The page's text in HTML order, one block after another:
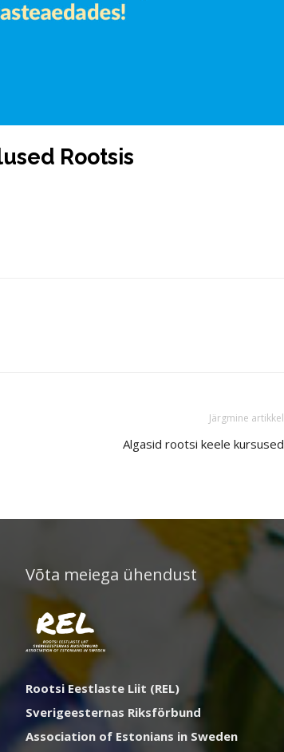
Rootsis
Järgmine artikkel
Algasid rootsi keele kursused
Võta meiega ühendust
Rootsi Eestlaste Liit (REL)
Sverigeesternas Riksförbund
Association of Estonians in Sweden